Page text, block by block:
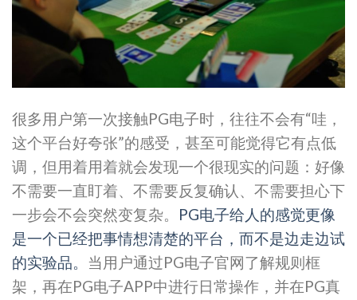
很多用户第一次接触PG电子时，往往不会有“哇，
这个平台好夸张”的感受，甚至可能觉得它有点低
调，但用着用着就会发现一个很现实的问题：好像
不需要一直盯着、不需要反复确认、不需要担心下
一步会不会突然变复杂。 PG电子给人的感觉更像
是一个已经把事情想清楚的平台，而不是边走边试
的实验品。 当用户通过PG电子官网了解规则框
架，再在PG电子APP中进行日常操作，并在PG真